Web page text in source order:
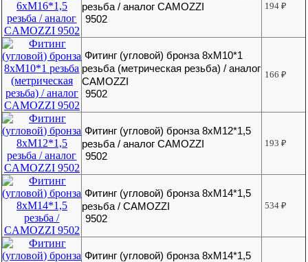
резьба / аналог CAMOZZI
9502
194₽
Фитинг (угловой) бронза 8хМ10*1
резьба (метрическая резьба) / аналог
CAMOZZI
9502
166₽
Фитинг (угловой) бронза 8хМ12*1,5
резьба / аналог CAMOZZI
9502
193₽
Фитинг (угловой) бронза 8хМ14*1,5
резьба / CAMOZZI
9502
534₽
Фитинг (угловой) бронза 8хМ14*1,5